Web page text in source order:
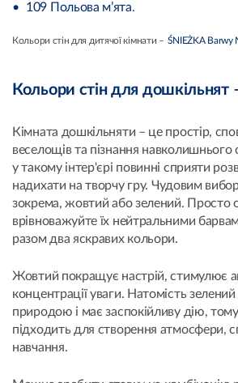
109 Польова м’ята.
Кольори стін для дитячої кімнати – ŚNIEŻKA Barwy
Кольори стін для дошкільнят
Кімната дошкільняти – це простір,
веселощів та пізнання навколишнього
у такому інтер'єрі повинні сприяти
надихати на творчу гру. Чудовим
зокрема, жовтий або зелений. Просто
врівноважуйте їх нейтральними
разом два яскравих кольори.
Жовтий покращує настрій, стимулює
концентрації уваги. Натомість
природою і має заспокійливу дію,
підходить для створення атмосфери,
навчання.